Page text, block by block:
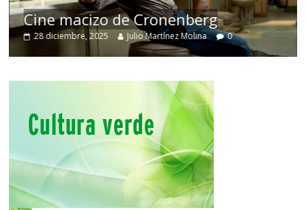
Cine macizo de Cronenberg
28 diciembre, 2025 Julio Martínez Molina 0